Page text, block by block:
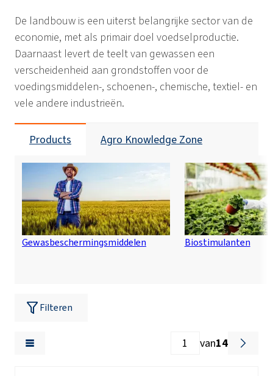
De landbouw is een uiterst belangrijke sector van de
economie, met als primair doel voedselproductie.
Daarnaast levert de teelt van gewassen een
verscheidenheid aan grondstoffen voor de
voedingsmiddelen-, schoenen-, chemische, textiel- en
vele andere industrieën.
Products Agro Knowledge Zone
Gewasbeschermingsmiddelen Biostimulanten
Filteren
van14